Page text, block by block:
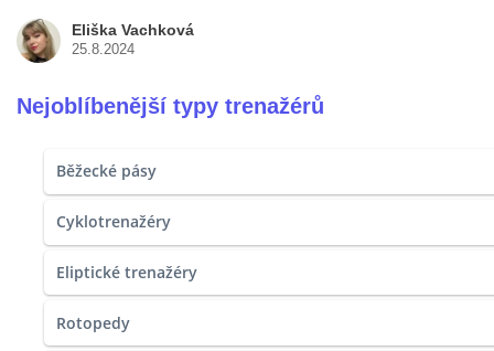
Eliška Vachková
25.8.2024
Nejoblíbenější typy trenažérů
Běžecké pásy
Cyklotrenažéry
Eliptické trenažéry
Rotopedy